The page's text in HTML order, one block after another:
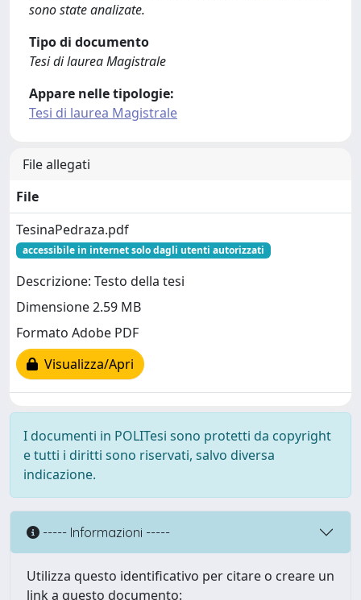
sono state analizate.
Tipo di documento
Tesi di laurea Magistrale
Appare nelle tipologie:
Tesi di laurea Magistrale
File allegati
File
TesinaPedraza.pdf
accessibile in internet solo dagli utenti autorizzati
Descrizione: Testo della tesi
Dimensione 2.59 MB
Formato Adobe PDF
Visualizza/Apri
I documenti in POLITesi sono protetti da copyright
e tutti i diritti sono riservati, salvo diversa
indicazione.
----- Informazioni -----
Utilizza questo identificativo per citare o creare un
link a questo documento: